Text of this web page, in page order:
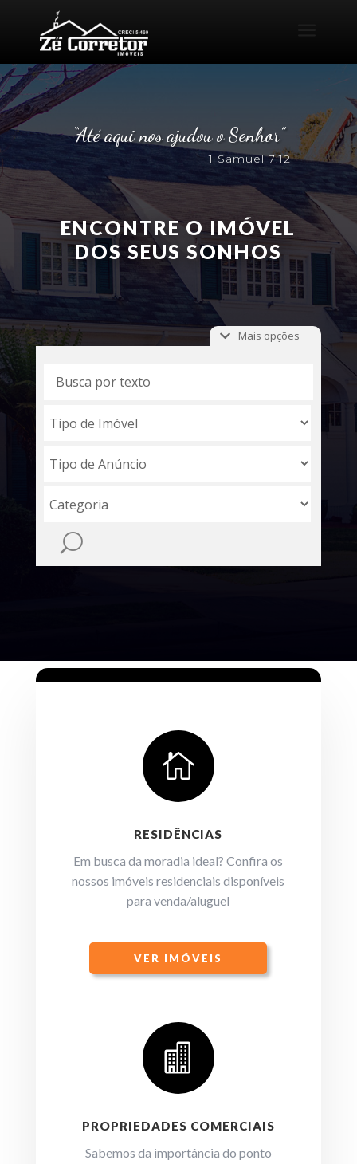
“Até aqui nos ajudou o Senhor”
1 Samuel 7:12
ENCONTRE O IMÓVEL
DOS SEUS SONHOS
Mais opções

RESIDÊNCIAS
Em busca da moradia ideal? Confira os
nossos imóveis residenciais disponíveis
para venda/aluguel
VER IMÓVEIS

PROPRIEDADES COMERCIAIS
Sabemos da importância do ponto